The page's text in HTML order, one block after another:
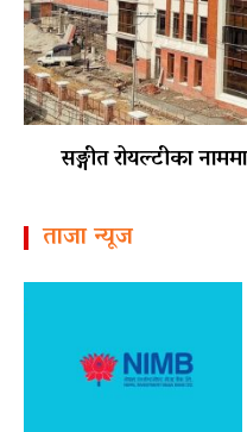
सङ्गीत रोयल्टीका
ताजा न्यूज